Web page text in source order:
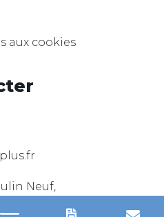
aux cookies
Neuf,
de-Bretagne